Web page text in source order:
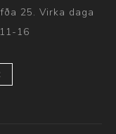
25. Virka daga
16